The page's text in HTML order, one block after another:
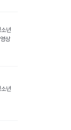
년
상
년